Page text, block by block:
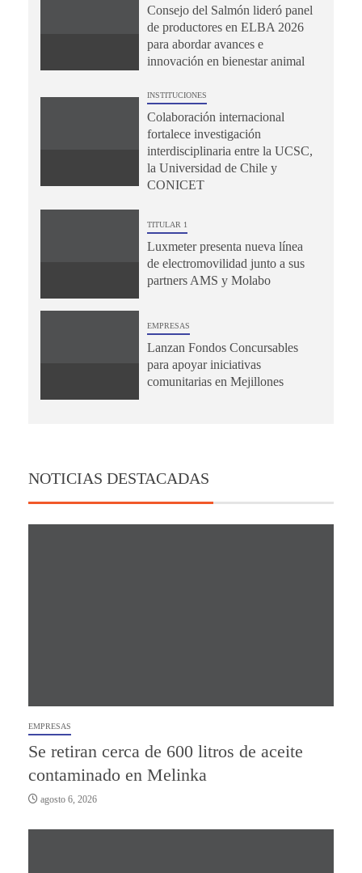
Consejo del Salmón lideró panel
de productores en ELBA 2026
para abordar avances e
innovación en bienestar animal
INSTITUCIONES
Colaboración internacional
fortalece investigación
interdisciplinaria entre la UCSC,
la Universidad de Chile y
CONICET
TITULAR 1
Luxmeter presenta nueva línea
de electromovilidad junto a sus
partners AMS y Molabo
EMPRESAS
Lanzan Fondos Concursables
para apoyar iniciativas
comunitarias en Mejillones
NOTICIAS DESTACADAS
EMPRESAS
Se retiran cerca de 600 litros de aceite
contaminado en Melinka
agosto 6, 2026